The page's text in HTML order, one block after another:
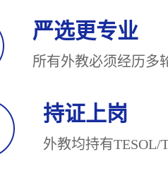
严选更专业
所有外教必须经历
持证上岗
外教均持有